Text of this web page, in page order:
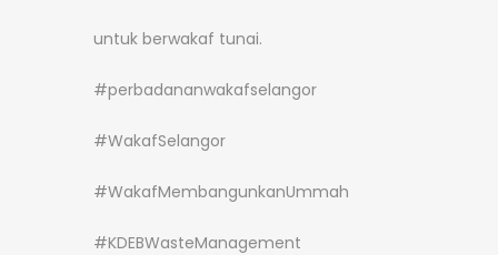
untuk berwakaf tunai.
#perbadananwakafselangor
#WakafSelangor
#WakafMembangunkanUmmah
#KDEBWasteManagement